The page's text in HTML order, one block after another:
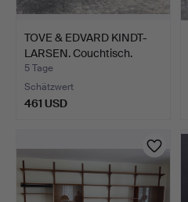
TOVE & EDVARD KINDT-
LARSEN. Couchtisch.
5 Tage
Schätzwert
461 USD